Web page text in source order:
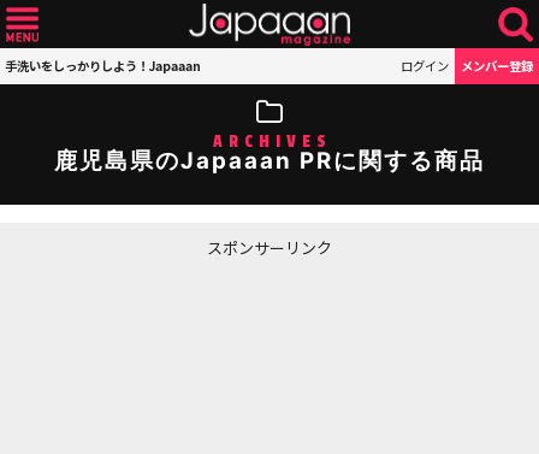
手洗いをしっかりしよう！Japaaan ログイン メンバー登録
ARCHIVES
鹿児島県のJapaaan PRに関する商品
スポンサーリンク